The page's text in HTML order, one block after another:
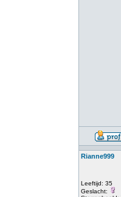
Rianne999
Leeftijd: 35
Geslacht: